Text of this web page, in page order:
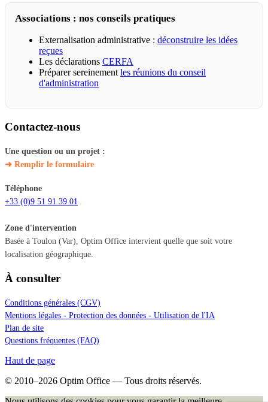
Associations : nos conseils pratiques
Externalisation administrative : déconstruire les idées
reçues
Les déclarations CERFA
Préparer sereinement les réunions du conseil
d'administration
Contactez-nous
Une question ou un projet :
➜ Remplir le formulaire
Téléphone
+33 (0)9 51 91 39 01
Zone d'intervention
Basée à Toulon (Var), Optim Office intervient quelle que soit votre
localisation géographique.
À consulter
Conditions générales (CGV)
Mentions légales - Protection des données - Utilisation de l'IA
Plan de site
Questions fréquentes (FAQ)
Haut de page
© 2010–2026 Optim Office — Tous droits réservés.